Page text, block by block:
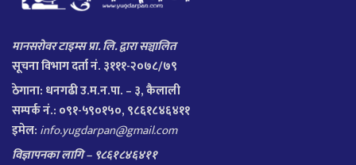
मानसरोवर टाइम्स प्रा. लि. द्वारा सञ्चालित
सूचना विभाग दर्ता नं. ३१११-२०७८/७९
ठेगाना: धनगढी उ.म.न.पा. – ३, कैलाली
सम्पर्क नं.: ०९१-५९०१५०, ९८६१८४६४११
इमेल: info.yugdarpan@gmail.com
विज्ञापनका लागि – ९८६१८४६४११